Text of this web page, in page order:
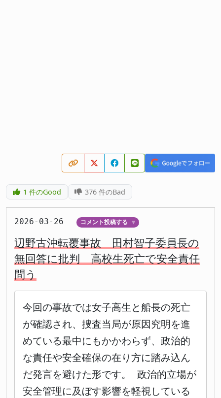
1 件のGood 376 件のBad
2026-03-26 コメント投稿する ▼
辺野古沖転覆事故 田村智子委員長の
無回答に批判 高校生死亡で安全責任
問う
今回の事故では女子高生と船長の死亡
が確認され、捜査当局が原因究明を進
めている最中にもかかわらず、政治的
な責任や安全確保の在り方に踏み込ん
だ発言を避けた形です。 政治的立場が
安全管理に及ぼす影響を軽視している